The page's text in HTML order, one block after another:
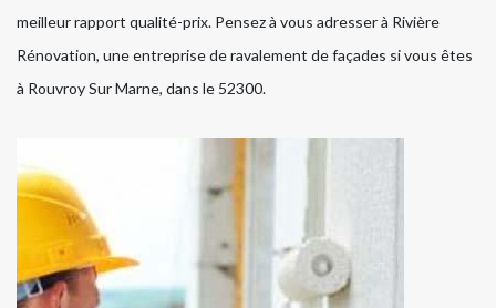
meilleur rapport qualité-prix. Pensez à vous adresser à Rivière
Rénovation, une entreprise de ravalement de façades si vous êtes
à Rouvroy Sur Marne, dans le 52300.